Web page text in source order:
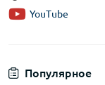
Популярное
YouTube